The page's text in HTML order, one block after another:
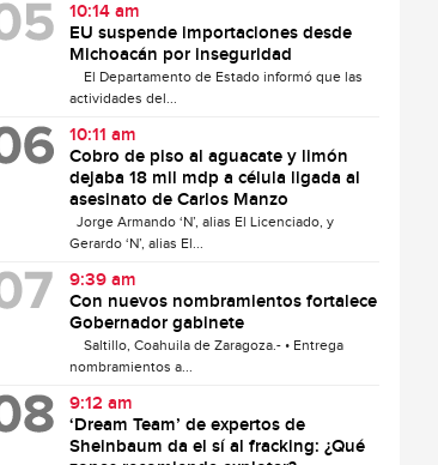
10:14 am
EU suspende importaciones desde
Michoacán por inseguridad
El Departamento de Estado informó que las
actividades del...
10:11 am
Cobro de piso al aguacate y limón
dejaba 18 mil mdp a célula ligada al
asesinato de Carlos Manzo
Jorge Armando ‘N’, alias El Licenciado, y
Gerardo ‘N’, alias El...
9:39 am
Con nuevos nombramientos fortalece
Gobernador gabinete
Saltillo, Coahuila de Zaragoza.- • Entrega
nombramientos a...
9:12 am
‘Dream Team’ de expertos de
Sheinbaum da el sí al fracking: ¿Qué